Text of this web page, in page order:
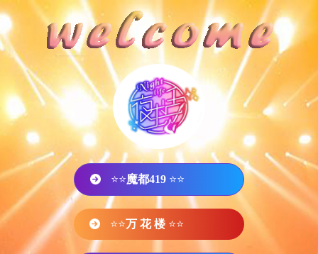
⭐⭐魔都419 ⭐⭐
⭐⭐万 花 楼 ⭐⭐